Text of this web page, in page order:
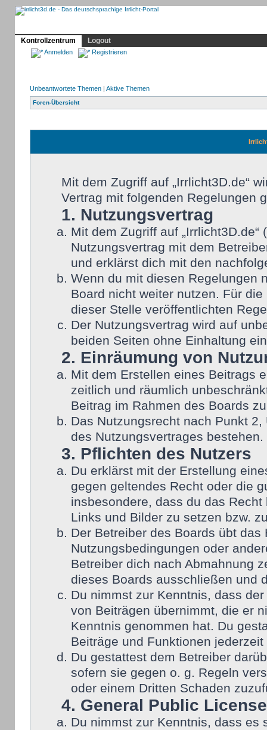
Kontrollzentrum
Logout
Anmelden Registrieren
Unbeantwortete Themen| Aktive Themen
Foren-Übersicht
Mit dem Zugriff auf „Irrlicht3D.de“
Vertrag mit folgenden Regelungen
1. Nutzungsvertrag
Mit dem Zugriff auf
Nutzungsvertrag mit dem
und erklärst dich mit den
Wenn du mit diesen Regelungen
Board nicht weiter nutzen. Für
dieser Stelle veröffentlichten
Der Nutzungsvertrag wird auf
beiden Seiten ohne Einhaltung
2. Einräumung von
Mit dem Erstellen eines Beitrags
zeitlich und räumlich
Beitrag im Rahmen des Boards
Das Nutzungsrecht nach Punkt
des Nutzungsvertrages bestehen.
3. Pflichten des Nutzers
Du erklärst mit der Erstellung
gegen geltendes Recht oder die
insbesondere, dass du das
Links und Bilder zu setzen bzw.
Der Betreiber des Boards übt
Nutzungsbedingungen oder
Betreiber dich nach Abmahnung
dieses Boards ausschließen und
Du nimmst zur Kenntnis, dass
von Beiträgen übernimmt, die er
Kenntnis genommen hat. Du
Beiträge und Funktionen
Du gestattest dem Betreiber
sofern sie gegen o. g. Regeln
oder einem Dritten Schaden
4. General Public License
Du nimmst zur Kenntnis, dass es